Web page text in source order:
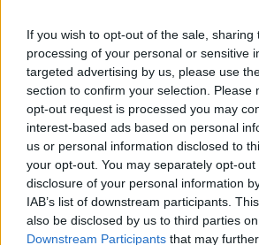
If you wish to opt-out of the sale, sharing
processing of your personal or sensitive
targeted advertising by us, please use
section to confirm your selection. Please
opt-out request is processed you may
interest-based ads based on personal
us or personal information disclosed to
your opt-out. You may separately opt-
disclosure of your personal information
IAB’s list of downstream participants.
also be disclosed by us to third parties
Downstream Participants that may
A rovat további